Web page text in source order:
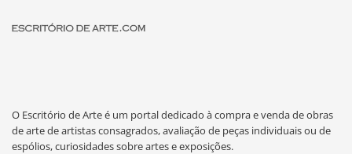
O Escritório de Arte é um portal dedicado à compra e venda de obras
de arte de artistas consagrados, avaliação de peças individuais ou de
espólios, curiosidades sobre artes e exposições.